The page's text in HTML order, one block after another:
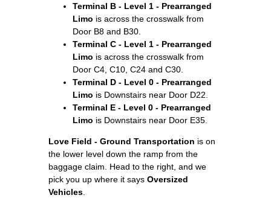
Terminal B - Level 1 - Prearranged
Limo is across the crosswalk from
Door B8 and B30.
Terminal C - Level 1 - Prearranged
Limo is across the crosswalk from
Door C4, C10, C24 and C30.
Terminal D - Level 0 - Prearranged
Limo is Downstairs near Door D22.
Terminal E - Level 0 - Prearranged
Limo is Downstairs near Door E35.
Love Field - Ground Transportation is on
the lower level down the ramp from the
baggage claim. Head to the right, and we
pick you up where it says Oversized
Vehicles